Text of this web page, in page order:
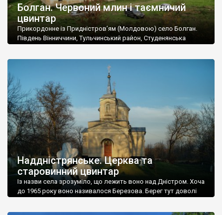
Болган. Червоний млин і таємничий
цвинтар
Прикордонне із Придністров’ям (Молдовою) село Болган.
Південь Вінниччини, Тульчинський район, Студенянська
старовинний цвинтар із кам’яними хрестами. Всі епітафії, які
збереглися, написані кирилицею, церковнослов’янською
мовою. За всіма традиційними ознаками – цвинтар
український. Хрести датуються 19 століттям. У 1924-1940
роках Болган […]
Наддністрянське. Церква та
старовинний цвинтар
Із назви села зрозуміло, що лежить воно над Дністром. Хоча
до 1965 року воно називалося Березова. Берег тут доволі